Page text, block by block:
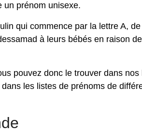
un prénom unisexe.
qui commence par la lettre A, de
à leurs bébés en raison
pouvez donc le trouver dans nos
les listes de prénoms de